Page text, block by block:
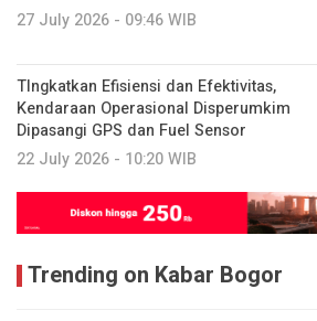
27 July 2026 - 09:46 WIB
TIngkatkan Efisiensi dan Efektivitas,
Kendaraan Operasional Disperumkim
Dipasangi GPS dan Fuel Sensor
22 July 2026 - 10:20 WIB
Trending on Kabar Bogor